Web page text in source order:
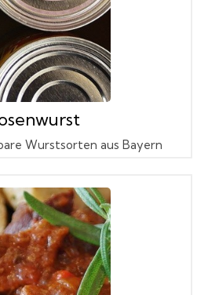
Wurstsorten aus Bayern